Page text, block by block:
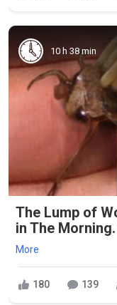
10 h 38 min
The Lump of
in The
More
180 139